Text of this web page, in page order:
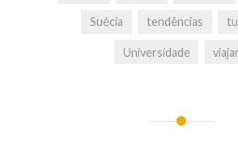
Suécia tendências
Universidade viajar